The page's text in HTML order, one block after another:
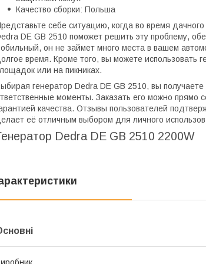
Качество сборки: Польша
себе ситуацию, когда во время
DE GB 2510 поможет решить эту проблему,
он не займет много места в вашем
время. Кроме того, вы можете использовать
или на пикниках.
генератор Dedra DE GB 2510, вы
моменты. Заказать его можно прямо
качества. Отзывы пользователей
её отличным выбором для личного
Dedra DE GB 2510 2200W